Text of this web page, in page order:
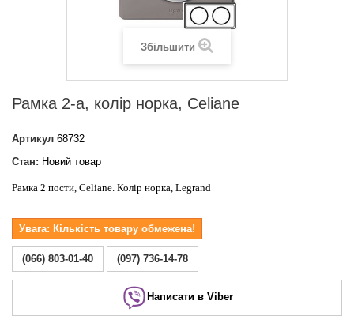
Збільшити
Рамка 2-а, колір норка, Celiane
Артикул 68732
Стан: Новий товар
Рамка 2 пости, Celiane. Колір норка, Legrand
Увага: Кількість товару обмежена!
(066) 803-01-40 (097) 736-14-78
Написати в Viber